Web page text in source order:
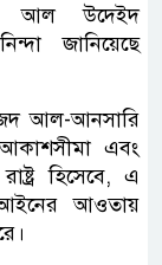
আল উদেইদ
জানিয়েছে
আল-আনসারি
এবং
হিসেবে, এ
আইনের আওতায়